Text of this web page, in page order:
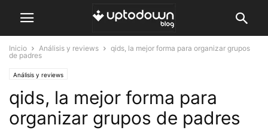
Inicio Análisis y reviews
qids, la mejor forma para organizar grupos
de padres
Análisis y reviews
qids, la mejor forma para
organizar grupos de padres